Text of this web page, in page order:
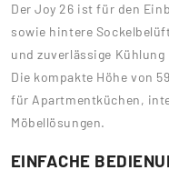
Der Joy 26 ist für den
sowie hintere
und zuverlässige
Die kompakte Höhe von
für Apartmentküchen,
Möbellösungen.
EINFACHE